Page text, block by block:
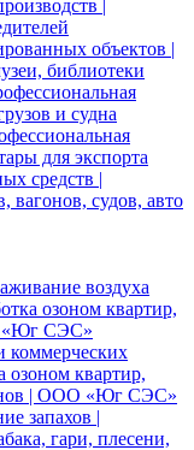
|
объектов |
библиотеки
и судна
для экспорта
средств |
вагонов, судов, авто
воздуха
озоном квартир,
«Юг СЭС»
коммерческих
квартир,
| ООО «Юг СЭС»
запахов |
гари, плесени,